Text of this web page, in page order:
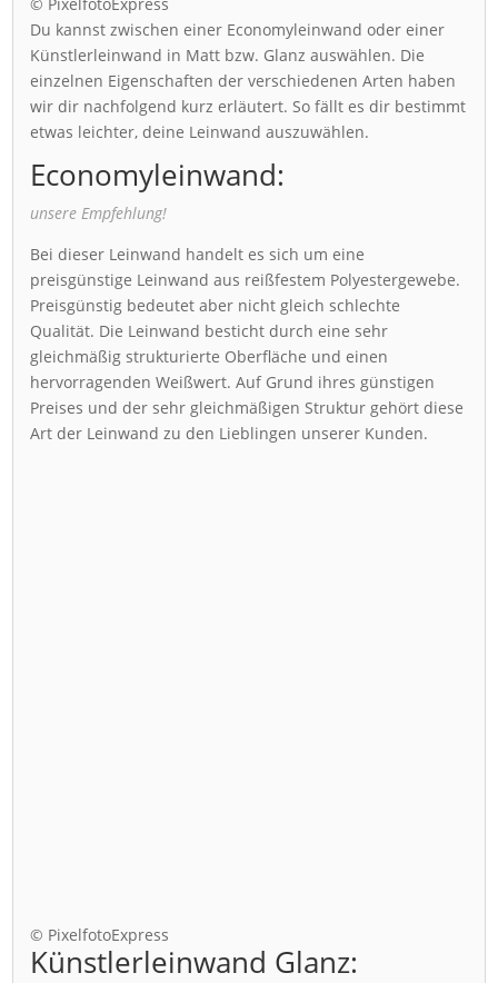
Du kannst zwischen einer Economyleinwand oder einer
Künstlerleinwand in Matt bzw. Glanz auswählen. Die
einzelnen Eigenschaften der verschiedenen Arten haben
wir dir nachfolgend kurz erläutert. So fällt es dir bestimmt
etwas leichter, deine Leinwand auszuwählen.
Economyleinwand:
unsere Empfehlung!
Bei dieser Leinwand handelt es sich um eine
preisgünstige Leinwand aus reißfestem Polyestergewebe.
Preisgünstig bedeutet aber nicht gleich schlechte
Qualität. Die Leinwand besticht durch eine sehr
gleichmäßig strukturierte Oberfläche und einen
hervorragenden Weißwert. Auf Grund ihres günstigen
Preises und der sehr gleichmäßigen Struktur gehört diese
Art der Leinwand zu den Lieblingen unserer Kunden.
© PixelfotoExpress
Künstlerleinwand Glanz: